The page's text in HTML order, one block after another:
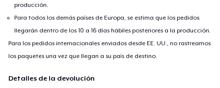
producción.
Para todos los demás países de Europa, se estima que los pedidos
llegarán dentro de los 10 a 16 días hábiles posteriores a la producción.
Para los pedidos internacionales enviados desde EE. UU., no rastreamos
los paquetes una vez que llegan a su país de destino.
Detalles de la devolución